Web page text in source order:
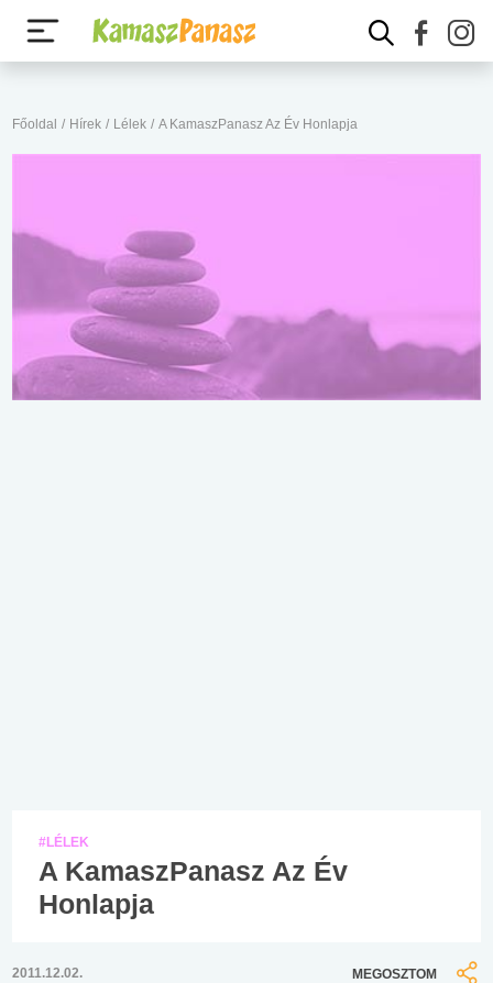
Főoldal / Hírek / Lélek / A KamaszPanasz Az Év Honlapja
#LÉLEK
A KamaszPanasz Az Év
Honlapja
2011.12.02.
MEGOSZTOM